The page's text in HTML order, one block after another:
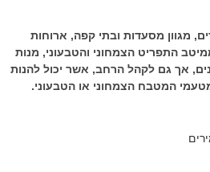
מגוון מסעדות ובתי קפה, ארוחות
התפריט הצמחוני והטבעוני, מנות
אך גם לקהל הרחב, אשר יכול להנות
המטבח הצמחוני או הטבעוני.